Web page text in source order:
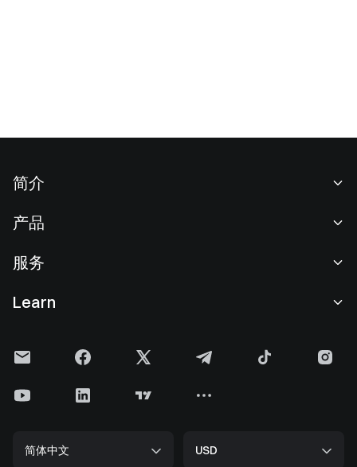
简介
新闻中心
Cookie 政策
储备金
产品
现货交易
理财中心
服务
费率标准
上币申请
Learn
Gate 快讯
简体中文 USD